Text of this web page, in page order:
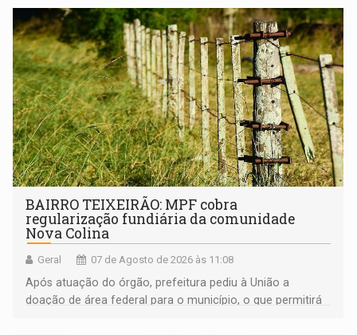
BAIRRO TEIXEIRÃO: MPF cobra
regularização fundiária da comunidade
Nova Colina
Geral 07 de Agosto de 2026 às 11:08
Após atuação do órgão, prefeitura pediu à União a
doação de área federal para o município, o que permitirá